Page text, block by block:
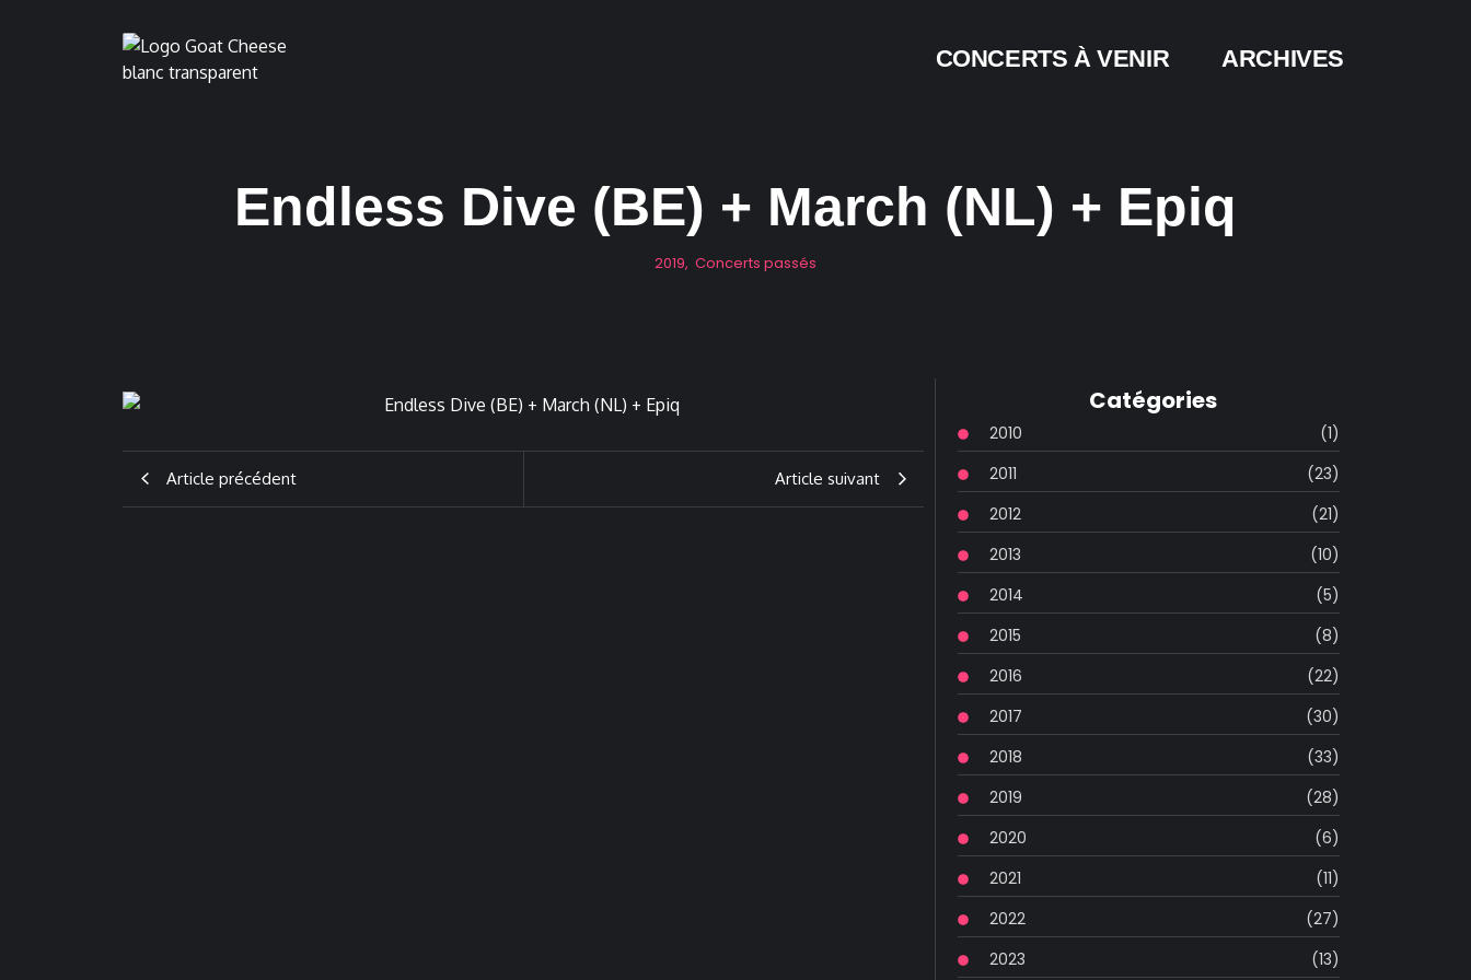
CONCERTS À VENIR ARCHIVES
Endless Dive (BE) + March (NL) + Epiq
2019, Concerts passés
Article précédent Article suivant
Catégories
2010
(1)
2011
(23)
2012
(21)
2013
(10)
2014
(5)
2015
(8)
2016
(22)
2017
(30)
2018
(33)
2019
(28)
2020
(6)
2021
(11)
2022
(27)
2023
(13)